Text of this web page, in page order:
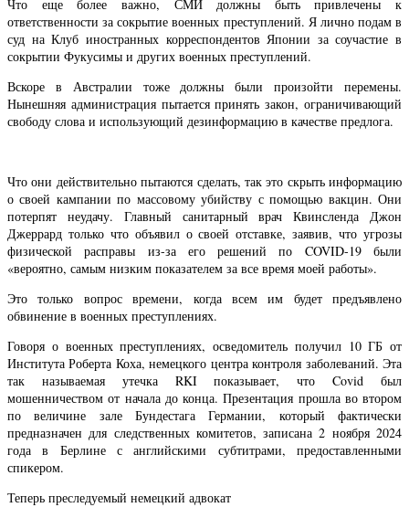
Что еще более важно, СМИ должны быть привлечены к
ответственности за сокрытие военных преступлений. Я лично подам в
суд на Клуб иностранных корреспондентов Японии за соучастие в
сокрытии Фукусимы и других военных преступлений.
Вскоре в Австралии тоже должны были произойти перемены.
Нынешняя администрация пытается принять закон, ограничивающий
свободу слова и использующий дезинформацию в качестве предлога.
Что они действительно пытаются сделать, так это скрыть информацию
о своей кампании по массовому убийству с помощью вакцин. Они
потерпят неудачу. Главный санитарный врач Квинсленда Джон
Джеррард только что объявил о своей отставке, заявив, что угрозы
физической расправы из-за его решений по COVID-19 были
«вероятно, самым низким показателем за все время моей работы».
Это только вопрос времени, когда всем им будет предъявлено
обвинение в военных преступлениях.
Говоря о военных преступлениях, осведомитель получил 10 ГБ от
Института Роберта Коха, немецкого центра контроля заболеваний. Эта
так называемая утечка RKI показывает, что Covid был
мошенничеством от начала до конца. Презентация прошла во втором
по величине зале Бундестага Германии, который фактически
предназначен для следственных комитетов, записана 2 ноября 2024
года в Берлине с английскими субтитрами, предоставленными
спикером.
Теперь преследуемый немецкий адвокат